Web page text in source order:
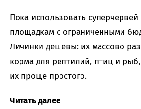
Пока использовать суперчервей
площадкам с ограниченными
Личинки дешевы: их массово
корма для рептилий, птиц и рыб,
их проще простого.
Читать далее